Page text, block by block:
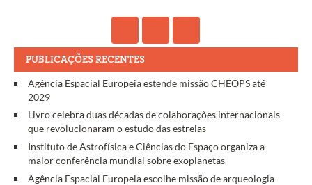
PUBLICAÇÕES RECENTES
Agência Espacial Europeia estende missão CHEOPS até
2029
Livro celebra duas décadas de colaborações internacionais
que revolucionaram o estudo das estrelas
Instituto de Astrofísica e Ciências do Espaço organiza a
maior conferência mundial sobre exoplanetas
Agência Espacial Europeia escolhe missão de arqueologia